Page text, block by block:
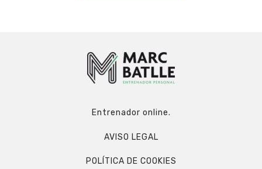
Entrenador online.
AVISO LEGAL
POLÍTICA DE COOKIES